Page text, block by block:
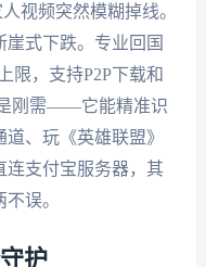
视频突然模糊掉线。
式下跌。专业回国
限，支持P2P下载和
刚需——它能精准识
、玩《英雄联盟》
连支付宝服务器，其
误。
护